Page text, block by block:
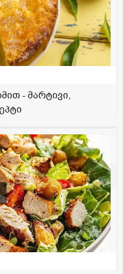
- მარტივი,